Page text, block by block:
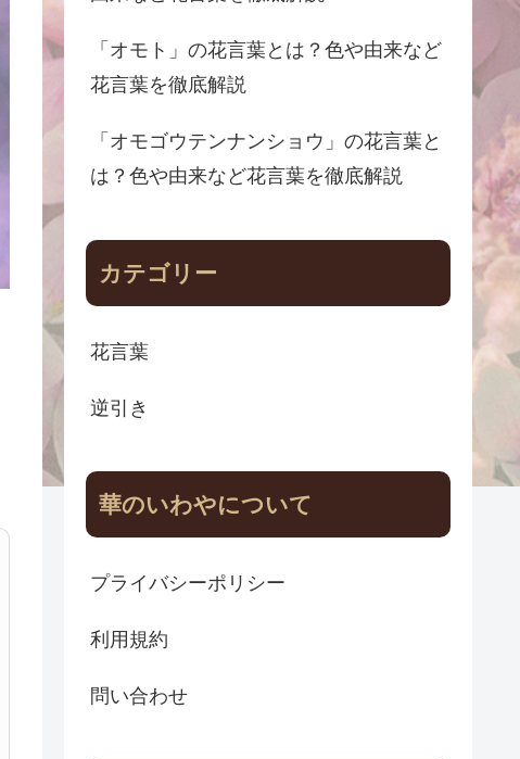
「オモト」の花言葉とは？色や由来など
花言葉を徹底解説
「オモゴウテンナンショウ」の花言葉と
は？色や由来など花言葉を徹底解説
カテゴリー
花言葉
逆引き
華のいわやについて
プライバシーポリシー
利用規約
問い合わせ